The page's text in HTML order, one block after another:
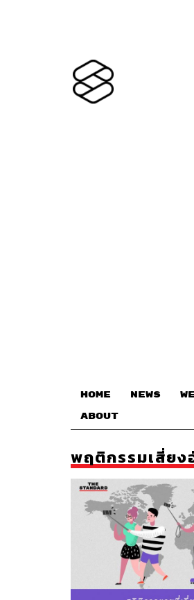
HOME NEWS
ABOUT
พฤติกรรมเสี่ยง